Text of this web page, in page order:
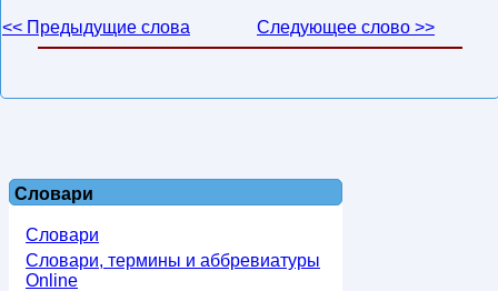
<< Предыдущие слова
Следующее слово >>
Словари
Словари
Словари, термины и аббревиатуры
Online